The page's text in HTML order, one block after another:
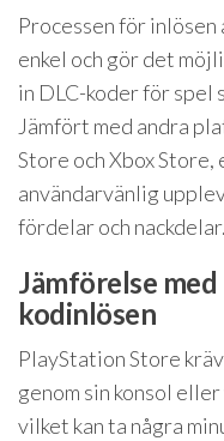
Processen för
enkel och gör det
in DLC-koder för spel
Jämfört med andra
Store och Xbox Store,
användarvänlig
fördelar och nackdelar.
Jämförelse
kodinlösen
PlayStation Store
genom sin konsol
vilket kan ta några